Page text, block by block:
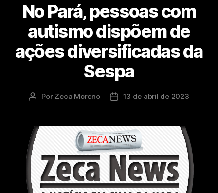
No Pará, pessoas com
autismo dispõem de
ações diversificadas da
Sespa
Por Zeca Moreno 13 de abril de 2023